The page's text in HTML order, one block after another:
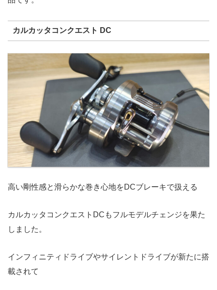
カルカッタコンクエスト DC
高い剛性感と滑らかな巻き心地をDCブレーキで扱える
カルカッタコンクエストDCもフルモデルチェンジを果た
しました。
インフィニティドライブやサイレントドライブが新たに搭
載されて